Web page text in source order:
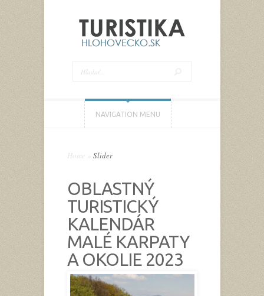
NAVIGATION MENU
Home Slider
OBLASTNÝ
TURISTICKÝ
KALENDÁR
MALÉ KARPATY
A OKOLIE 2023